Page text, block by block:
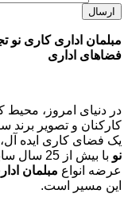
مبلمان اداری کاری نو
فضاهای اداری
در دنیای امروز، محیط
کارکنان و تصویر برند
یک فضای کاری ایده
نو
با بیش
عرضه انواع مبلمان
این مسیر است.